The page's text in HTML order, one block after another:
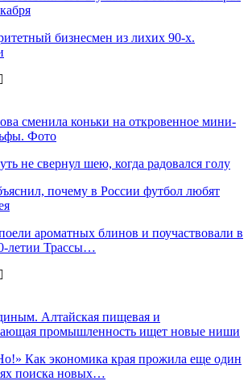
бизнесмен из лихих 90-х.
сменила коньки на откровенное мини-
Фото
не свернул шею, когда радовался голу
почему в России футбол любят
ароматных блинов и поучаствовали в
летии Трассы…
Алтайская пищевая и
промышленность ищет новые ниши
Как экономика края прожила еще один
поиска новых…